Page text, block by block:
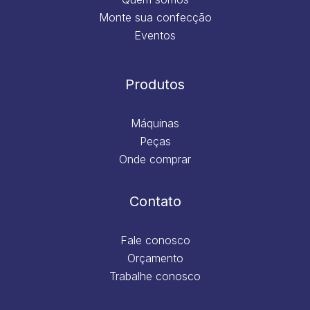
Monte sua confecção
Eventos
Produtos
Máquinas
Peças
Onde comprar
Contato
Fale conosco
Orçamento
Trabalhe conosco